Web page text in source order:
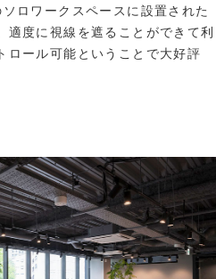
ロワークスペースに設置された
度に視線を遮ることができて利
ロール可能ということで大好評